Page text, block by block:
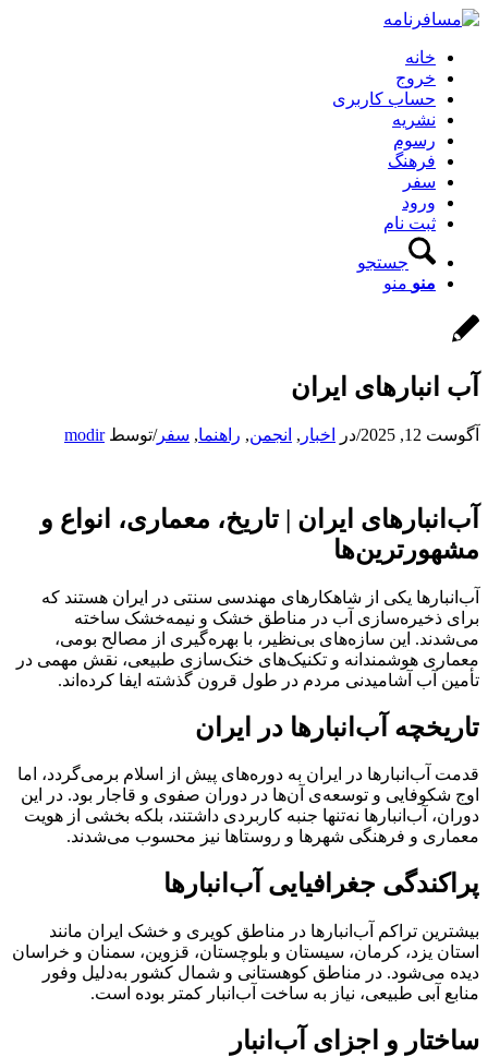
خانه
خروج
حساب کاربری
نشریه
رسوم
فرهنگ
سفر
ورود
ثبت نام
جستجو
منو منو
آب انبارهای ایران
آگوست 12, 2025 /در اخبار , انجمن, راهنما, سفر/توسطmodir
آب‌انبارهای ایران | تاریخ، معماری، انواع و
مشهورترین‌ها
آب‌انبارها یکی از شاهکارهای مهندسی سنتی در ایران هستند که
برای ذخیره‌سازی آب در مناطق خشک و نیمه‌خشک ساخته
می‌شدند. این سازه‌های بی‌نظیر، با بهره‌گیری از مصالح بومی،
معماری هوشمندانه و تکنیک‌های خنک‌سازی طبیعی، نقش مهمی در
تأمین آب آشامیدنی مردم در طول قرون گذشته ایفا کرده‌اند.
تاریخچه آب‌انبارها در ایران
قدمت آب‌انبارها در ایران به دوره‌های پیش از اسلام برمی‌گردد، اما
اوج شکوفایی و توسعه‌ی آن‌ها در دوران صفوی و قاجار بود. در این
دوران، آب‌انبارها نه‌تنها جنبه کاربردی داشتند، بلکه بخشی از هویت
معماری و فرهنگی شهرها و روستاها نیز محسوب می‌شدند.
پراکندگی جغرافیایی آب‌انبارها
بیشترین تراکم آب‌انبارها در مناطق کویری و خشک ایران مانند
استان یزد، کرمان، سیستان و بلوچستان، قزوین، سمنان و خراسان
دیده می‌شود. در مناطق کوهستانی و شمال کشور به‌دلیل وفور
منابع آبی طبیعی، نیاز به ساخت آب‌انبار کمتر بوده است.
ساختار و اجزای آب‌انبار